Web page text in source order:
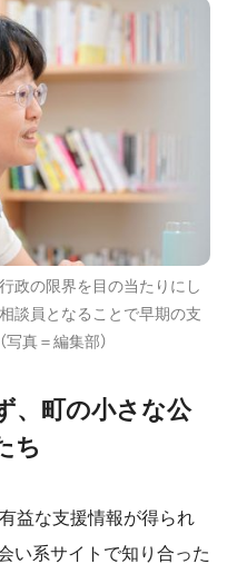
政の限界を目の当たりにし
談員となることで早期の支
真＝編集部）
、町の小さな公
ち
益な支援情報が得られ
い系サイトで知り合った